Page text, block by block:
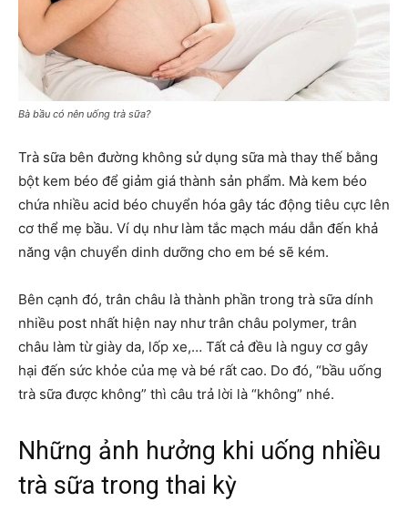
Bà bầu có nên uống trà sữa?
Trà sữa bên đường không sử dụng sữa mà thay thế bằng
bột kem béo để giảm giá thành sản phẩm. Mà kem béo
chứa nhiều acid béo chuyển hóa gây tác động tiêu cực lên
cơ thể mẹ bầu. Ví dụ như làm tắc mạch máu dẫn đến khả
năng vận chuyển dinh dưỡng cho em bé sẽ kém.
Bên cạnh đó, trân châu là thành phần trong trà sữa dính
nhiều post nhất hiện nay như trân châu polymer, trân
châu làm từ giày da, lốp xe,… Tất cả đều là nguy cơ gây
hại đến sức khỏe của mẹ và bé rất cao. Do đó, “bầu uống
trà sữa được không” thì câu trả lời là “không” nhé.
Những ảnh hưởng khi uống nhiều
trà sữa trong thai kỳ